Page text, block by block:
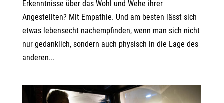
Erkenntnisse über das Wohl und Wehe ihrer
Angestellten? Mit Empathie. Und am besten lässt sich
etwas lebensecht nachempfinden, wenn man sich nicht
nur gedanklich, sondern auch physisch in die Lage des
anderen...